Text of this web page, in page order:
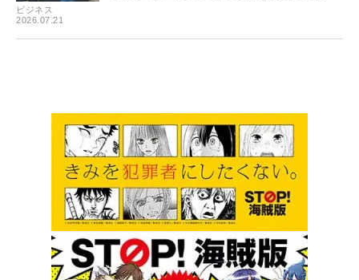
ビジネス
2026.07.21